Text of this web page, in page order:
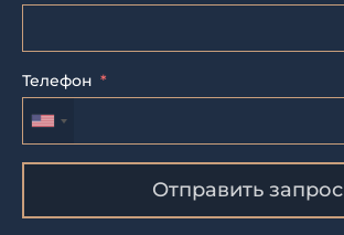
Телефон
Отправить запрос